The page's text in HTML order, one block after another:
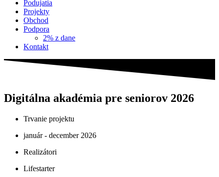
Podujatia
Projekty
Obchod
Podpora
2% z dane
Kontakt
Digitálna akadémia pre seniorov 2026
Trvanie projektu
január - december 2026
Realizátori
Lifestarter